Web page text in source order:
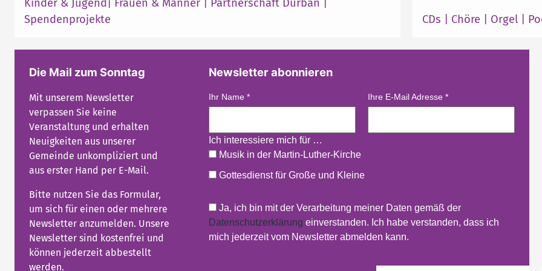
Kinder & Jugend Frauen & Männer Partnerschaft Durban
Spendenprojekte
CDs Chöre Orgel
Die Mail zum Sonntag
Mit unserem Newsletter
verpassen Sie keine
Veranstaltung und erhalten
Neuigkeiten aus unserer
Gemeinde unkompliziert und
aus erster Hand per E-Mail.
Bitte nutzen Sie das Formular,
um sich für einen oder mehrere
Newsletter anzumelden. Unsere
Newsletter sind kostenfrei und
können jederzeit abbestellt
werden.
Newsletter abonnieren
Ihr Name * Ihre E-Mail Adresse *
Ich interessiere mich für …
Musik in der Martin-Luther-Kirche
Gottesdienst für Große und Kleine
Ja, ich bin mit der Verarbeitung meiner Daten gemäß der
Datenschutzerklärung einverstanden. Ich habe verstanden, dass ich
mich jederzeit vom Newsletter abmelden kann.